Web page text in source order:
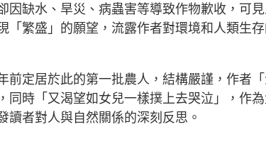
因缺水、旱災、病蟲害等導致作物歉收，可
「繁盛」的願望，流露作者對環境和人類生
前定居於此的第一批農人，結構嚴謹，作者
同時「又渴望如女兒一樣撲上去哭泣」，作
者對人與自然關係的深刻反思。